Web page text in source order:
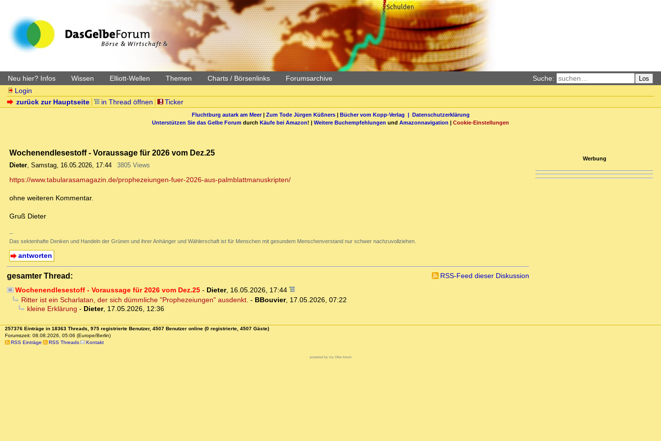
Neu hier? Infos Wissen Elliott-Wellen Themen Charts / Börsenlinks Forumsarchive Suche: Los
Login
zurück zur Hauptseite
in Thread öffnen Ticker
Fluchtburg autark am Meer| Zum Tode Jürgen Küßners| Bücher vom Kopp-Verlag | Datenschutzerklärung
Unterstützen Sie das Gelbe Forum durch Käufe bei Amazon! | Weitere Buchempfehlungen und Amazonnavigation | Cookie-Einstellungen
Wochenendlesestoff - Voraussage für 2026 vom Dez.25
Dieter, Samstag, 16.05.2026, 17:44 3805 Views
https://www.tabularasamagazin.de/prophezeiungen-fuer-2026-aus-palmblattmanuskripten/
ohne weiteren Kommentar.
Gruß Dieter
--
Das sektenhafte Denken und Handeln der Grünen und ihrer Anhänger und Wählerschaft ist für Menschen mit gesundem Menschenverstand nur schwer nachzuvollziehen.
antworten
gesamter Thread:
RSS-Feed dieser Diskussion
Wochenendlesestoff - Voraussage für 2026 vom Dez.25- Dieter, 16.05.2026, 17:44
Ritter ist ein Scharlatan, der sich dümmliche "Prophezeiungen" ausdenkt. - BBouvier, 17.05.2026, 07:22
kleine Erklärung - Dieter, 17.05.2026, 12:36
Werbung
257376 Einträge in 18363 Threads, 975 registrierte Benutzer, 4507 Benutzer online (0 registrierte, 4507 Gäste)
Forumszeit: 08.08.2026, 05:06 (Europe/Berlin)
RSS Einträge
RSS Threads Kontakt
powered by my little forum